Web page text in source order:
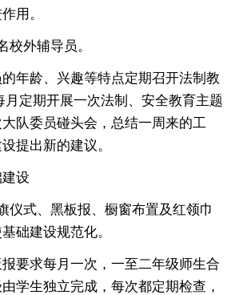
用。
校外辅导员。
年龄、兴趣等特点定期召开法制教
月定期开展一次法制、安全教育主题
队委员碰头会，总结一周来的工
提出新的建议。
设
仪式、黑板报、橱窗布置及红领巾
础建设规范化。
要求每月一次，一至二年级师生合
学生独立完成，每次都定期检查，